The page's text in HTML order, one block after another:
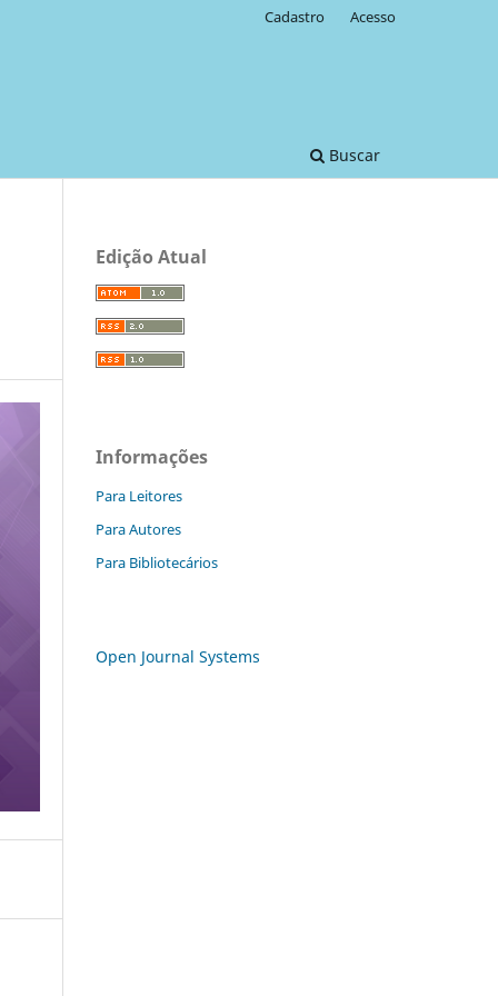
Buscar
Cadastro Acesso
Edição Atual
Informações
Para Leitores
Para Autores
Para Bibliotecários
Open Journal Systems